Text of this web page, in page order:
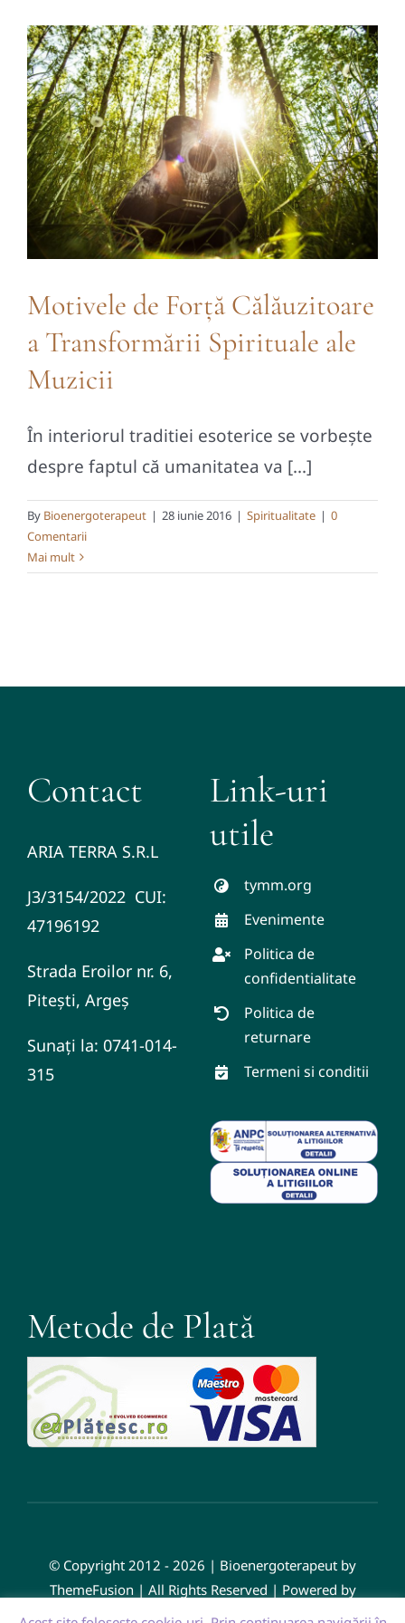
Motivele de Forță Călăuzitoare
a Transformării Spirituale ale
Muzicii
În interiorul traditiei esoterice se vorbește
despre faptul că umanitatea va [...]
By Bioenergoterapeut | 28 iunie 2016 | Spiritualitate | 0
Comentarii
Mai mult
Contact
ARIA TERRA S.R.L
J3/3154/2022 CUI:
47196192
Strada Eroilor nr. 6,
Pitești, Argeș
Sunați la: 0741-014-
315
Link-uri
utile
tymm.org
Evenimente
Politica de
confidentialitate
Politica de
returnare
Termeni si conditii
Metode de Plată
© Copyright 2012 - 2026 | Bioenergoterapeut by
ThemeFusion | All Rights Reserved | Powered by
WordPress